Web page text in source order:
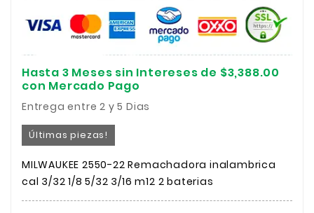
Hasta 3 Meses sin Intereses de $3,388.00
con Mercado Pago
Entrega entre 2 y 5 Dias
Últimas piezas!
MILWAUKEE 2550-22 Remachadora inalambrica
cal 3/32 1/8 5/32 3/16 m12 2 baterias